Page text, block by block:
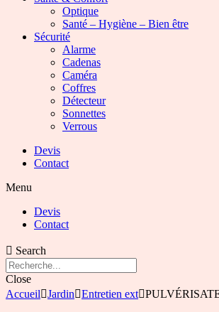
Optique
Santé – Hygiène – Bien être
Sécurité
Alarme
Cadenas
Caméra
Coffres
Détecteur
Sonnettes
Verrous
Devis
Contact
Menu
Devis
Contact
Search
Close
Accueil
Jardin Entretien ext